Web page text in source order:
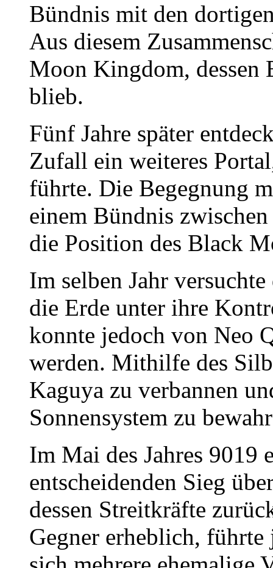
Bündnis mit den
Aus diesem
Moon Kingdom, dessen
blieb.
Fünf Jahre später
Zufall ein weiteres
führte. Die Begegnung
einem Bündnis
die Position des Black
Im selben Jahr
die Erde unter ihre
konnte jedoch von Neo
werden. Mithilfe des
Kaguya zu verbannen
Sonnensystem zu
Im Mai des Jahres 9019
entscheidenden Sieg
dessen Streitkräfte
Gegner erheblich,